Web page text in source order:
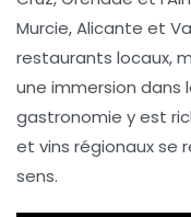
Murcie, Alicante et
restaurants locaux,
une immersion dans
gastronomie y est
et vins régionaux se
sens.